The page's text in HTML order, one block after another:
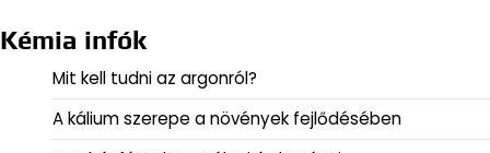
Kémia infók
Mit kell tudni az argonról?
A kálium szerepe a növények fejlődésében